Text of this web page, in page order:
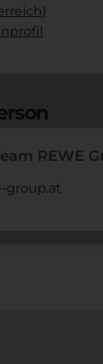
REWE
group.at